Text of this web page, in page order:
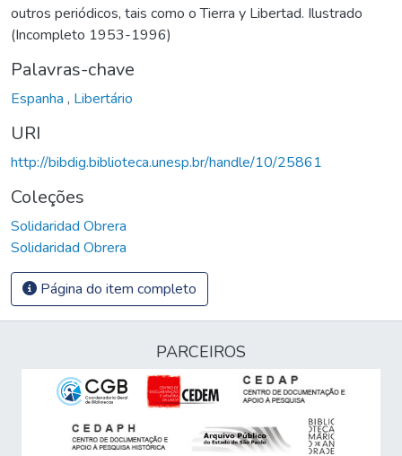
outros periódicos, tais como o Tierra y Libertad. Ilustrado
(Incompleto 1953-1996)
Palavras-chave
Espanha , Libertário
URI
http://bibdig.biblioteca.unesp.br/handle/10/25861
Coleções
Solidaridad Obrera
Solidaridad Obrera
Página do item completo
PARCEIROS